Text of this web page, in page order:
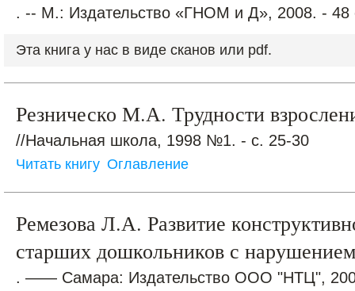
. -- М.: Издательство «ГНОМ и Д», 2008. - 48
Эта книга у нас в виде сканов или pdf.
Резническо М.А. Трудности
//Начальная школа, 1998 №1. - с. 25-30
Читать книгу Оглавление
Ремезова Л.А. Развитие
старших дошкольников с
. —— Самара: Издательство ООО "НТЦ",